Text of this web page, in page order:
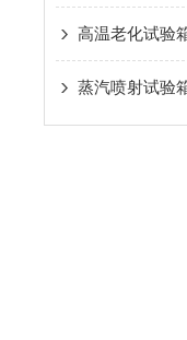
高温老化试验